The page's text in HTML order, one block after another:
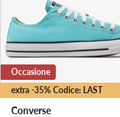
extra -35% Codice: LAST
Occasione
Converse